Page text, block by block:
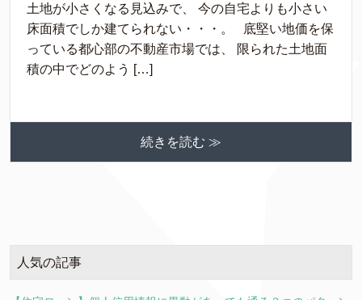
土地が小さくなる見込みで、 今の自宅よりも小さい
床面積でしか建てられない・・・。 底堅い地価を保
っている都心部の不動産市場では、 限られた土地面
積の中でどのよう […]
続きを読む ≫
人気の記事